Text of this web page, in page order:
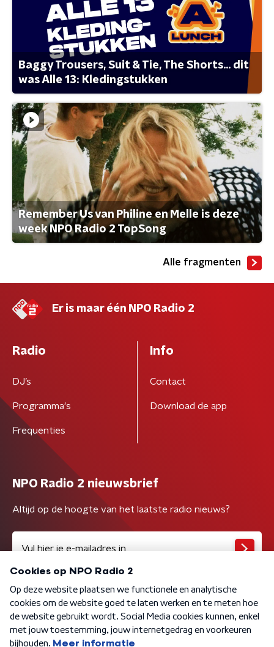
Baggy Trousers, Suit & Tie, The Shorts... dit
was Alle 13: Kledingstukken
Remember Us van Philine en Melle is deze
week NPO Radio 2 TopSong
Alle fragmenten
Er is maar één NPO Radio 2
Radio
DJ’s
Programma's
Frequenties
Info
Contact
Download de app
NPO Radio 2 nieuwsbrief
Altijd op de hoogte van het laatste radio nieuws?
Algemene voorwaarden